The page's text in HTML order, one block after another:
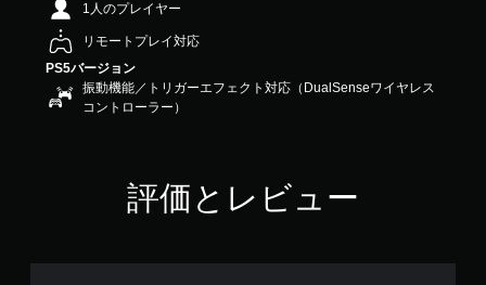
1人のプレイヤー
リモートプレイ対応
PS5バージョン
振動機能／トリガーエフェクト対応（DualSenseワイヤレス
コントローラー）
評価とレビュー